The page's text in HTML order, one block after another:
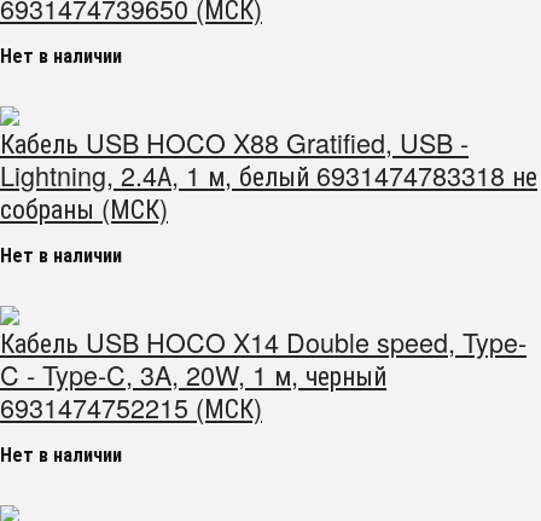
6931474739650 (МСК)
Нет в наличии
Кабель USB HOCO X88 Gratified, USB -
Lightning, 2.4А, 1 м, белый 6931474783318 не
собраны (МСК)
Нет в наличии
Кабель USB HOCO X14 Double speed, Type-
C - Type-C, 3A, 20W, 1 м, черный
6931474752215 (МСК)
Нет в наличии